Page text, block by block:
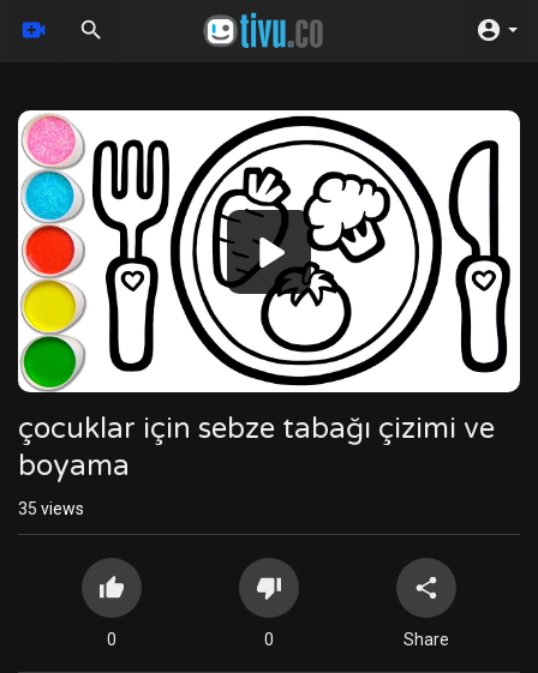
Video
Player
çocuklar için sebze tabağı çizimi ve
boyama
35 views
0 0 Share